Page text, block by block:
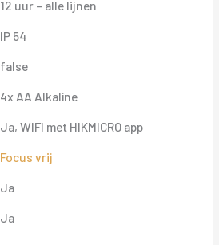
12 uur – alle lijnen
IP 54
false
4x AA Alkaline
Ja, WIFI met HIKMICRO app
Focus vrij
Ja
Ja